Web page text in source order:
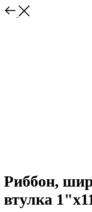
Риббон,
втулка